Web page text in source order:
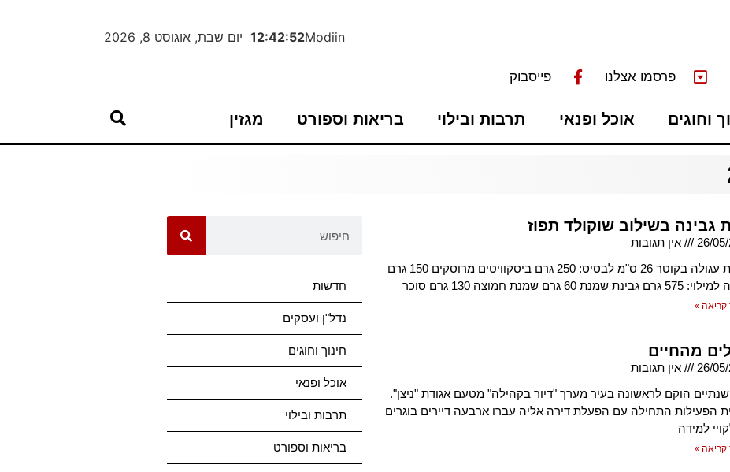
Modiin
12:42:52 יום שבת, אוגוסט 8, 2026
פרסמו אצלנו פייסבוק
וחוגים אוכל ופנאי תרבות ובילוי בריאות וספורט מגזין
גבינה בשילוב שוקולד תפוז
26/
אין תגובות
תבנית עגולה בקוטר 26 ס"מ לבסיס: 250 גרם ביסקוויטים מרוסקים 150 גרם
שמנת 60 גרם שמנת חמוצה 130 גרם סוכר
»
מהחיים
26/
אין תגובות
שנתיים הוקם לראשונה בעיר מערך "דיור בקהילה" מטעם אגודת "ניצן".
הפעילות התחילה עם הפעלת דירה אליה עברו ארבעה דיירים בוגרים
למידה
»
חדשות
נדל"ן ועסקים
חינוך וחוגים
אוכל ופנאי
תרבות ובילוי
בריאות וספורט